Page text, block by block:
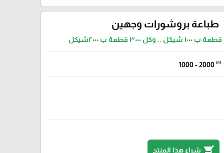
طباعة بروشورات وجهين
1000 - 2000 ₪
shopping_cart شراء هذا المنتج